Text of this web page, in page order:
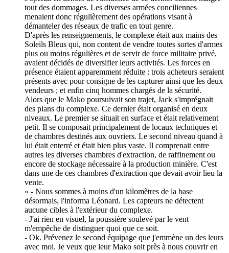
tout des dommages. Les diverses armées conciliennes
menaient donc régulièrement des opérations visant à
démanteler des réseaux de trafic en tout genre.
D'après les renseignements, le complexe était aux mains des
Soleils Bleus qui, non content de vendre toutes sortes d'armes
plus ou moins régulières et de servir de force militaire privé,
avaient décidés de diversifier leurs activités. Les forces en
présence étaient apparemment réduite : trois acheteurs seraient
présents avec pour consigne de les capturer ainsi que les deux
vendeurs ; et enfin cinq hommes chargés de la sécurité.
Alors que le Mako poursuivait son trajet, Jack s'imprégnait
des plans du complexe. Ce dernier était organisé en deux
niveaux. Le premier se situait en surface et était relativement
petit. Il se composait principalement de locaux techniques et
de chambres destinés aux ouvriers. Le second niveau quand à
lui était enterré et était bien plus vaste. Il comprenait entre
autres les diverses chambres d'extraction, de raffinement ou
encore de stockage nécessaire à la production minière. C'est
dans une de ces chambres d'extraction que devait avoir lieu la
vente.
« - Nous sommes à moins d'un kilomètres de la base
désormais, l'informa Léonard. Les capteurs ne détectent
aucune cibles à l'extérieur du complexe.
- J'ai rien en visuel, la poussière soulevé par le vent
m'empêche de distinguer quoi que ce soit.
- Ok. Prévenez le second équipage que j'emmène un des leurs
avec moi. Je veux que leur Mako soit près à nous couvrir en